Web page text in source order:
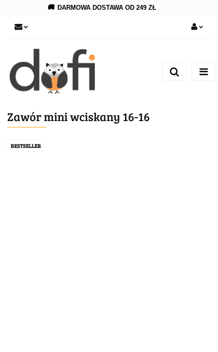
🚚 DARMOWA DOSTAWA OD 249 ZŁ
Zarejestruj się
Zawór mini wciskany 16-16
BESTSELLER